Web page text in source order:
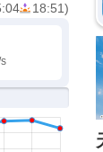
18:51)